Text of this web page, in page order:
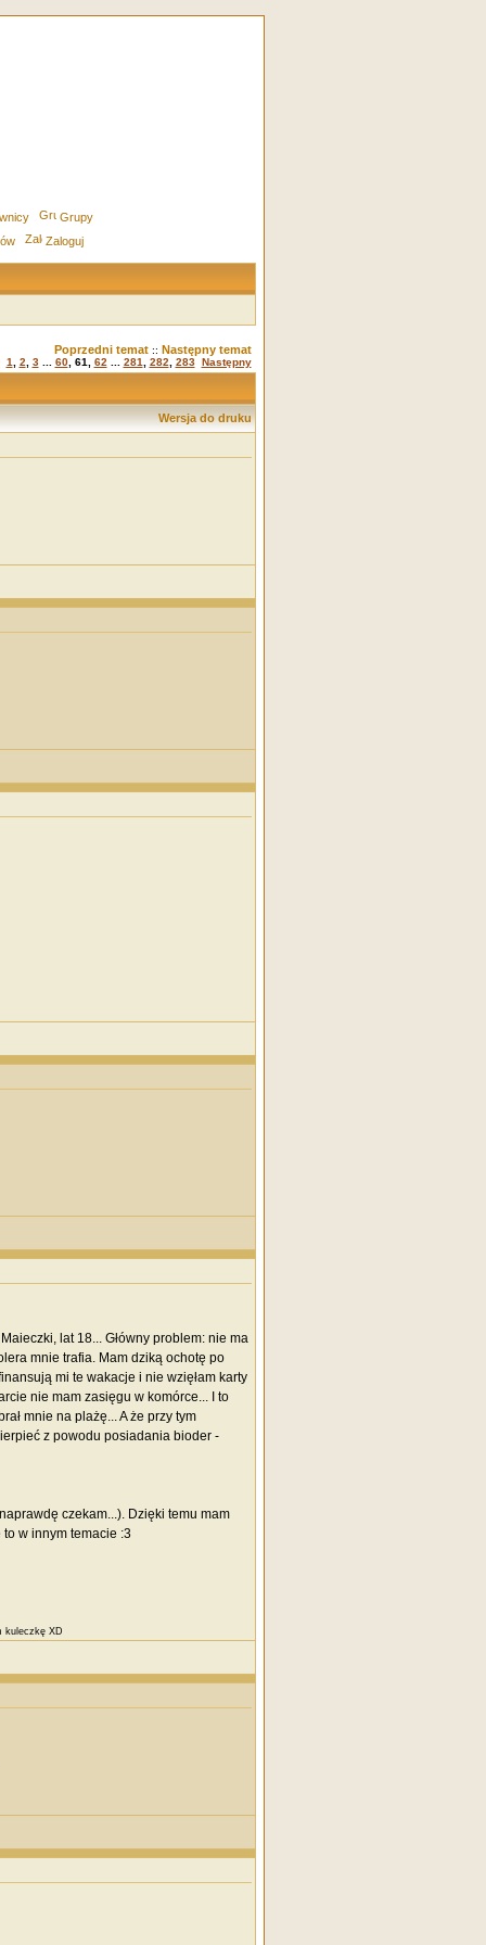
Grupy
Zaloguj
Poprzedni temat:: Następny temat
1 2 3... 60, 61 62 281 282 283 Następny
Wersja do druku
lat 18... Główny problem: nie ma
mnie trafia. Mam dziką ochotę po
mi te wakacje i nie wzięłam karty
nie mam zasięgu w komórce... I to
mnie na plażę... A że przy tym
z powodu posiadania bioder -
czekam...). Dzięki temu mam
w innym temacie :3
kuleczkę XD